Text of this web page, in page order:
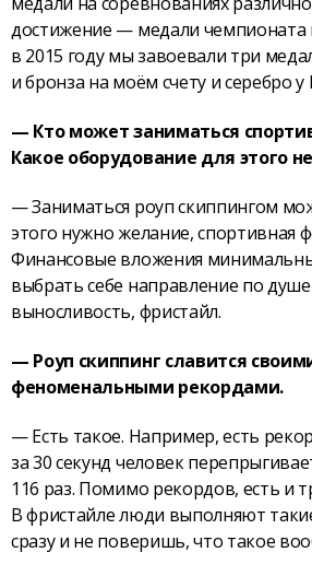
достижение — медали
в 2015 году мы завоевали три
и бронза на моём счету и серебро
— Кто может заниматься
Какое оборудование для этого
— Заниматься роуп скиппингом
этого нужно желание, спортивная
Финансовые вложения
выбрать себе направление по
выносливость, фристайл.
— Роуп скиппинг славится
феноменальными рекордами.
— Есть такое. Например, есть
за 30 секунд человек
116 раз. Помимо рекордов, есть и
В фристайле люди выполняют
сразу и не поверишь, что такое